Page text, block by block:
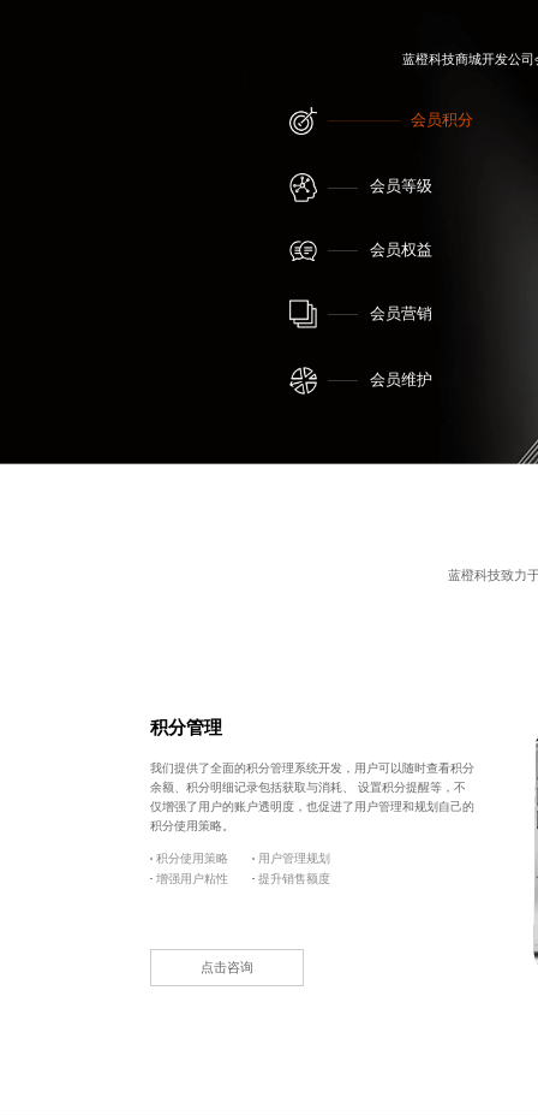
蓝橙科技商城开发公司
会员积分
会员等级
会员权益
会员营销
会员维护
蓝橙科技致力
积分管理
我们提供了全面的积分管理系统开发 ，用户可以随时查看积分
余额、积分明细记录包括获取与消耗、 设置积分提醒等，不
仅增强了用户的账户透明度，也促进了用户管理和规划自己的
积分使用策略。
积分使用策略
用户管理规划
增强用户粘性
提升销售额度
点击咨询